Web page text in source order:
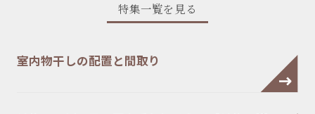
特集一覧を見る
室内物干しの配置と間取り